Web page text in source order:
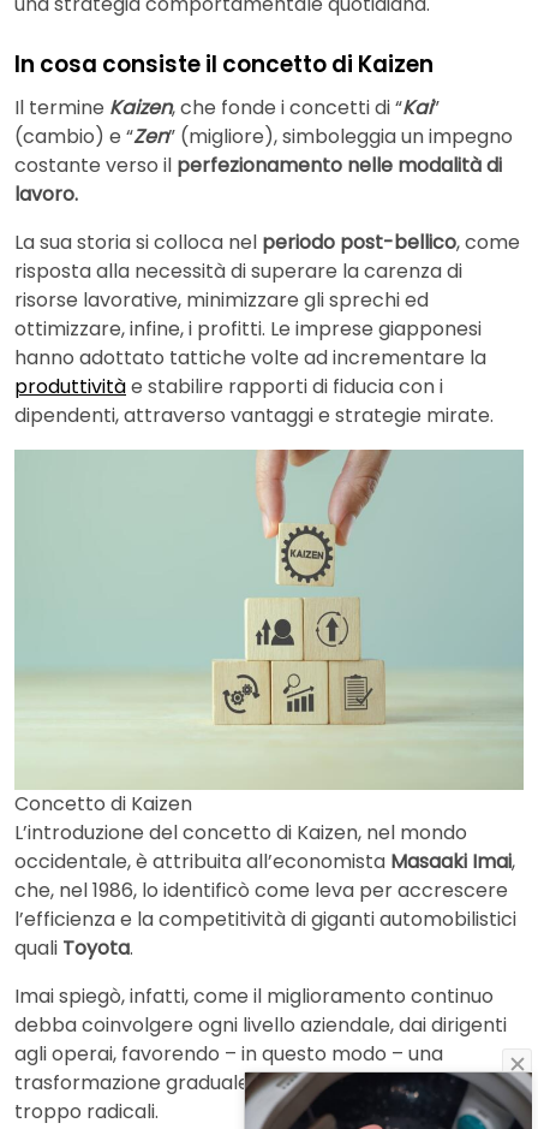
In cosa consiste il concetto di Kaizen
Il termine Kaizen, che fonde i concetti di “Kai”
(cambio) e “Zen” (migliore), simboleggia un impegno
costante verso il perfezionamento nelle modalità di
lavoro.
La sua storia si colloca nel periodo post-bellico, come
risposta alla necessità di superare la carenza di
risorse lavorative, minimizzare gli sprechi ed
ottimizzare, infine, i profitti. Le imprese giapponesi
hanno adottato tattiche volte ad incrementare la
produttivitàe stabilire rapporti di fiducia con i
dipendenti, attraverso vantaggi e strategie mirate.
Concetto di Kaizen
L’introduzione del concetto di Kaizen, nel mondo
occidentale, è attribuita all’economista Masaaki Imai,
che, nel 1986, lo identificò come leva per accrescere
l’efficienza e la competitività di giganti automobilistici
quali Toyota.
Imai spiegò, infatti, come il miglioramento continuo
debba coinvolgere ogni livello aziendale, dai dirigenti
agli operai, favorendo – in questo modo – una
trasformazione graduale piuttosto che cambiamenti
troppo radicali.